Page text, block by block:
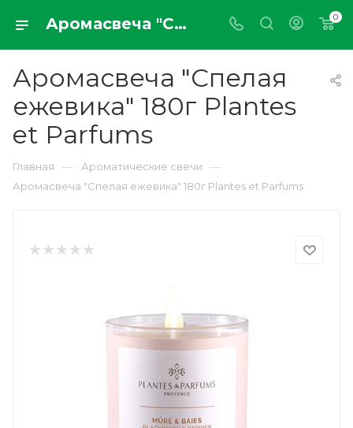
Аромасвеча "Спелая ежевика" 180г Plantes et Parfums 0
Аромасвеча "Спелая
ежевика" 180г Plantes
et Parfums
Главная — Ароматические свечи —
Аромасвеча "Спелая ежевика" 180г Plantes et Parfums